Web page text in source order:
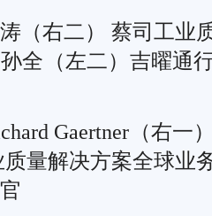
右二） 蔡司工业
全（左二）吉曜通
Gaertner（右一
量解决方案全球业